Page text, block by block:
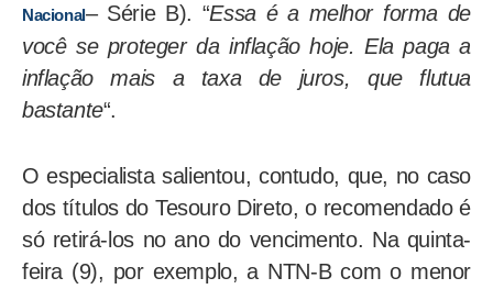
Nacional– Série B). “Essa é a melhor forma de
você se proteger da inflação hoje. Ela paga a
inflação mais a taxa de juros, que flutua
bastante“.
O especialista salientou, contudo, que, no caso
dos títulos do Tesouro Direto, o recomendado é
só retirá-los no ano do vencimento. Na quinta-
feira (9), por exemplo, a NTN-B com o menor